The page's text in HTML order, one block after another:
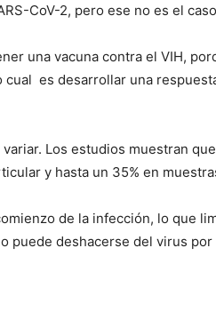
CoV-2, pero ese no es el
una vacuna contra el VIH,
es desarrollar una
Los estudios muestran
y hasta un 35% en
de la infección, lo que
puede deshacerse del virus